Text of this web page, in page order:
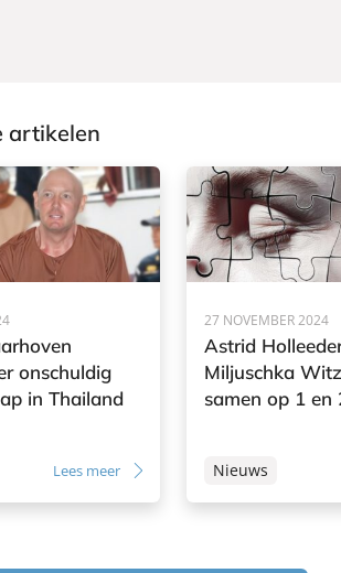
artikelen
onschuldig
in Thailand
Lees meer
27 NOVEMBER 2024
Astrid
Miljuschka
samen op 1
Nieuws